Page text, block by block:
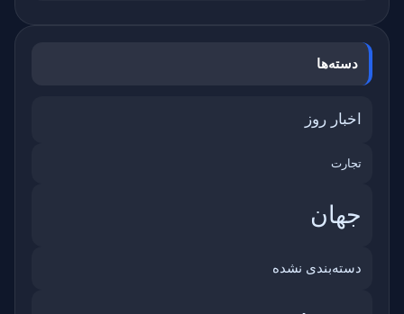
دسته‌ها
اخبار روز
تجارت
جهان
دسته‌بندی نشده